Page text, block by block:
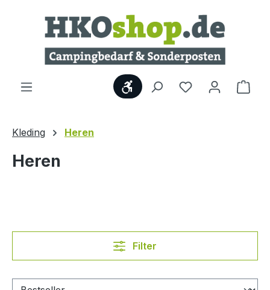
Ga naar de hoofdinhoud
Show toolbar
Kleding Heren
Heren
Filter